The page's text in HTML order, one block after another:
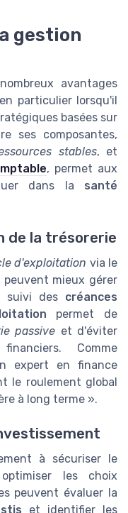
gestion
avantages
particulier lorsqu'il
basées sur
ses composantes,
stables, et
, permet aux
dans la santé
de la trésorerie
d'exploitation via le
mieux gérer
suivi des créances
permet de
passive et d'éviter
Comme
expert en finance
le roulement global
à long terme ».
à sécuriser le
les choix
peuvent évaluer la
et identifier les